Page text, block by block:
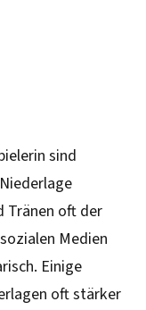
sind
Tränen oft der
Medien
Einige
oft stärker